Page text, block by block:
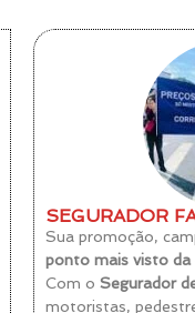
SEGURADOR
Sua promoção,
ponto mais visto da
Com o Segurador
motoristas,